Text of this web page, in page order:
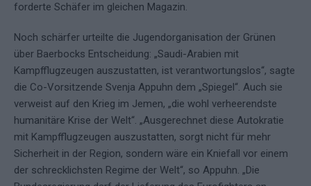
forderte Schäfer im gleichen Magazin.
Noch schärfer urteilte die Jugendorganisation der Grünen
über Baerbocks Entscheidung: „Saudi-Arabien mit
Kampfflugzeugen auszustatten, ist verantwortungslos“, sagte
die Co-Vorsitzende Svenja Appuhn dem „Spiegel“. Auch sie
verweist auf den Krieg im Jemen, „die wohl verheerendste
humanitäre Krise der Welt“. „Ausgerechnet diese Autokratie
mit Kampfflugzeugen auszustatten, sorgt nicht für mehr
Sicherheit in der Region, sondern wäre ein Kniefall vor einem
der schrecklichsten Regime der Welt“, so Appuhn. „Die